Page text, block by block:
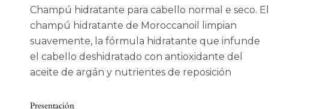
Champú hidratante para cabello normal e seco. El
champú hidratante de Moroccanoil limpian
suavemente, la fórmula hidratante que infunde
el cabello deshidratado con antioxidante del
aceite de argán y nutrientes de reposición
Presentación